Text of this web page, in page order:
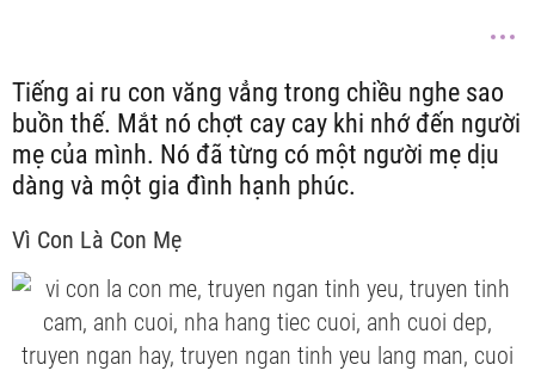
Tiếng ai ru con văng vẳng trong chiều nghe sao
buồn thế. Mắt nó chợt cay cay khi nhớ đến người
mẹ của mình. Nó đã từng có một người mẹ dịu
dàng và một gia đình hạnh phúc.
Vì Con Là Con Mẹ